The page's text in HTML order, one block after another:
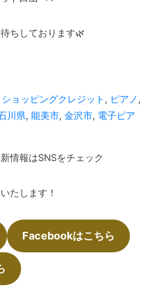
ちしております🌿
ショッピングクレジット , ピアノ ,
川県, 能美市, 金沢市, 電子ピア
情報はSNSをチェック
たします！
Facebookはこちら